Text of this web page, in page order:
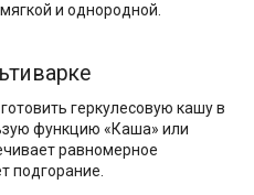
и однородной.
геркулесовую кашу в
функцию «Каша» или
равномерное
подгорание.